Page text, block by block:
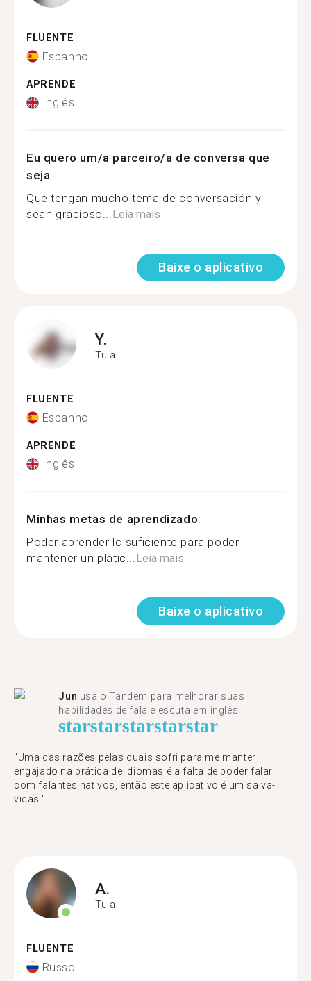
FLUENTE
Espanhol
APRENDE
Inglês
Eu quero um/a parceiro/a de conversa que
seja
Que tengan mucho tema de conversación y
sean gracioso...Leia mais
Baixe o aplicativo
Y.
Tula
FLUENTE
Espanhol
APRENDE
Inglês
Minhas metas de aprendizado
Poder aprender lo suficiente para poder
mantener un platic...Leia mais
Baixe o aplicativo
Jun usa o Tandem para melhorar suas
habilidades de fala e escuta em inglês.
starstarstarstarstar
"Uma das razões pelas quais sofri para me manter
engajado na prática de idiomas é a falta de poder falar
com falantes nativos, então este aplicativo é um salva-
vidas."
A.
Tula
FLUENTE
Russo